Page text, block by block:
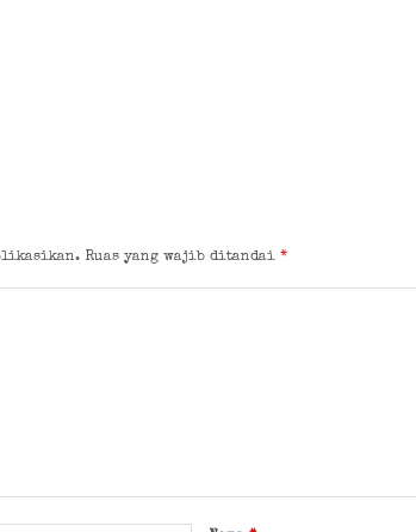
Ruas yang wajib ditandai *